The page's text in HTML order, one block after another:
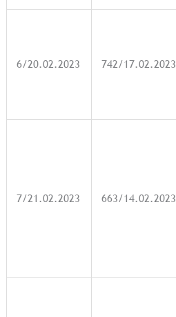
6/20.02.2023 742/17.02.2023
7/21.02.2023 663/14.02.2023